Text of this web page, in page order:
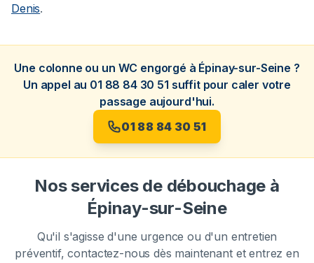
Denis.
Une colonne ou un WC engorgé à Épinay-sur-Seine ?
Un appel au 01 88 84 30 51 suffit pour caler votre
passage aujourd'hui.
01 88 84 30 51
Nos services de débouchage à
Épinay-sur-Seine
Qu'il s'agisse d'une urgence ou d'un entretien
préventif, contactez-nous dès maintenant et entrez en